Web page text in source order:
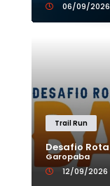
06/09/2026
Trail Run
Desafio
Garopaba
12/09/2026